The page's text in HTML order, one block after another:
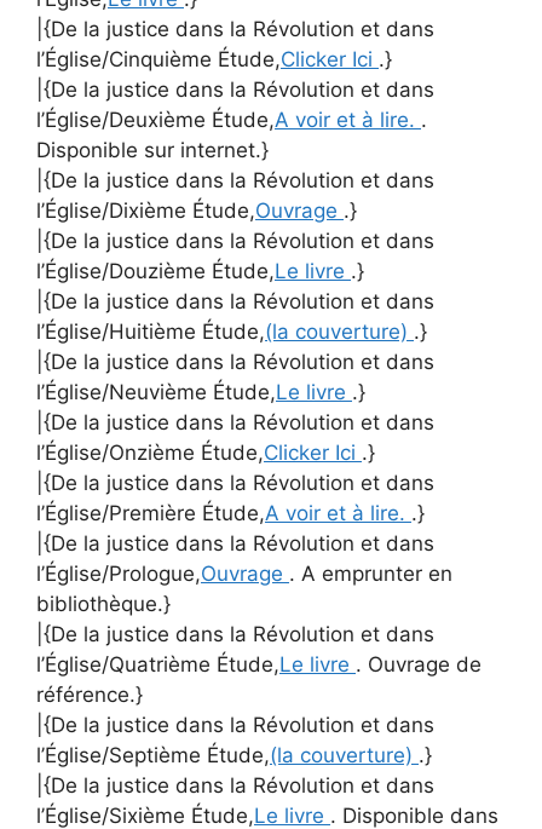
|{De la justice dans la Révolution et dans
l’Église/Cinquième Étude,Clicker Ici .}
|{De la justice dans la Révolution et dans
l’Église/Deuxième Étude,A voir et à lire. .
Disponible sur internet.}
|{De la justice dans la Révolution et dans
l’Église/Dixième Étude,Ouvrage .}
|{De la justice dans la Révolution et dans
l’Église/Douzième Étude,Le livre .}
|{De la justice dans la Révolution et dans
l’Église/Huitième Étude,(la couverture) .}
|{De la justice dans la Révolution et dans
l’Église/Neuvième Étude,Le livre .}
|{De la justice dans la Révolution et dans
l’Église/Onzième Étude,Clicker Ici .}
|{De la justice dans la Révolution et dans
l’Église/Première Étude,A voir et à lire. .}
|{De la justice dans la Révolution et dans
l’Église/Prologue,Ouvrage . A emprunter en
bibliothèque.}
|{De la justice dans la Révolution et dans
l’Église/Quatrième Étude,Le livre . Ouvrage de
référence.}
|{De la justice dans la Révolution et dans
l’Église/Septième Étude,(la couverture) .}
|{De la justice dans la Révolution et dans
l’Église/Sixième Étude,Le livre . Disponible dans